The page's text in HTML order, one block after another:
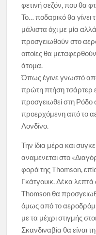
φετινή σεζόν, που θα
Το… ποδαρικό θα γίνει
μάλιστα όχι με μία
προσγειωθούν στο
οποίες θα
άτομα.
Όπως έγινε γνωστό
πρώτη πτήση τσάρτερ
προσγειωθεί στη Ρόδο
προερχόμενη από το
Λονδίνο.
Την ίδια μέρα και
αναμένεται στο
φορά της Thomson,
Γκάτγουικ. Δέκα
Thomson θα
όμως από το
με τα μέχρι στιγμής
Σκανδιναβία θα είναι